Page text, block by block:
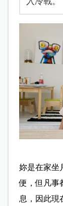
妳是在家坐
便，但凡事
息，因此現